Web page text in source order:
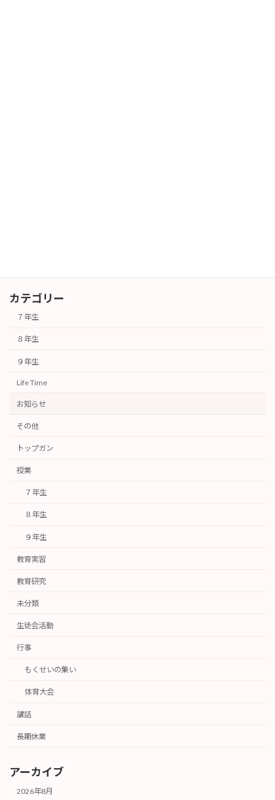
カテゴリー
７年生
８年生
９年生
Life Time
お知らせ
その他
トップガン
授業
７年生
８年生
９年生
教育実習
教育研究
未分類
生徒会活動
行事
もくせいの集い
体育大会
講話
長期休業
アーカイブ
2026年8月